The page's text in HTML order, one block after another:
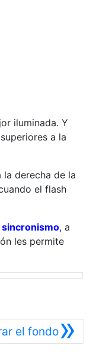
iluminada. Y
a la
derecha de la
el flash
sincronismo,a
les permite
»
el fondoSiguiente